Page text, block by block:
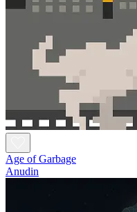
Age of Garbage
Anudin